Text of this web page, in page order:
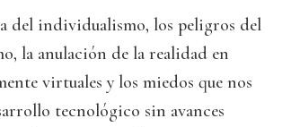
del individualismo, los peligros del
la anulación de la realidad en
virtuales y los miedos que nos
tecnológico sin avances